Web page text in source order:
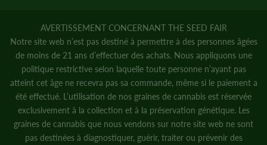
AVERTISSEMENT CONCERNANT THE SEED FAIR
Notre site web n’est pas destiné à permettre à des personnes âgées
de moins de 21 ans d’effectuer des achats. Nous appliquons une
politique restrictive selon laquelle toute personne n’ayant pas
atteint cet âge ne recevra pas sa commande, même si le paiement a
été effectué. L’utilisation de nos graines de cannabis est réservée
exclusivement à la collection et à la préservation génétique. Les
graines de cannabis que nous vendons sur notre site web ne sont
pas destinées à diagnostiquer, guérir, traiter ou prévenir des